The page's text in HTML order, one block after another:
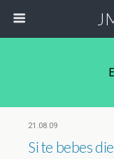
21.08.09
Si te bebes